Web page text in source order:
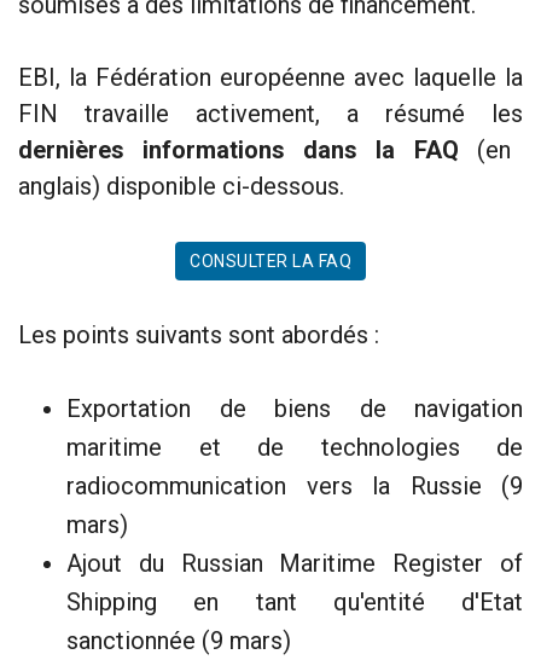
EBI, la Fédération européenne avec laquelle la
FIN travaille activement, a résumé les
dernières informations dans la FAQ (en
anglais) disponible ci-dessous.
CONSULTER LA FAQ
Les points suivants sont abordés :
Exportation de biens de navigation
maritime et de technologies de
radiocommunication vers la Russie (9
mars)
Ajout du Russian Maritime Register of
Shipping en tant qu'entité d'Etat
sanctionnée (9 mars)